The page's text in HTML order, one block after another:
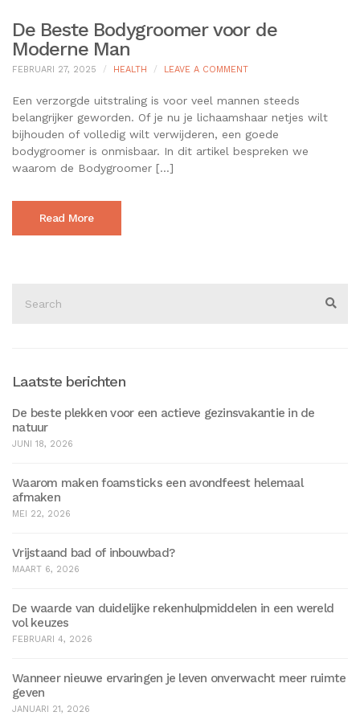
De Beste Bodygroomer voor de
Moderne Man
FEBRUARI 27, 2025 HEALTH LEAVE A COMMENTON
BESTE
VOOR
DE
MODERNE
Een verzorgde uitstraling is voor veel mannen steeds
belangrijker geworden. Of je nu je lichaamshaar netjes wilt
bijhouden of volledig wilt verwijderen, een goede
bodygroomer is onmisbaar. In dit artikel bespreken we
waarom de Bodygroomer […]
Read More
for:
Laatste berichten
De beste plekken voor een actieve gezinsvakantie in de
natuur
JUNI 18, 2026
Waarom maken foamsticks een avondfeest helemaal
afmaken
MEI 22, 2026
Vrijstaand bad of inbouwbad?
MAART 6, 2026
De waarde van duidelijke rekenhulpmiddelen in een wereld
vol keuzes
FEBRUARI 4, 2026
Wanneer nieuwe ervaringen je leven onverwacht meer ruimte
geven
JANUARI 21, 2026